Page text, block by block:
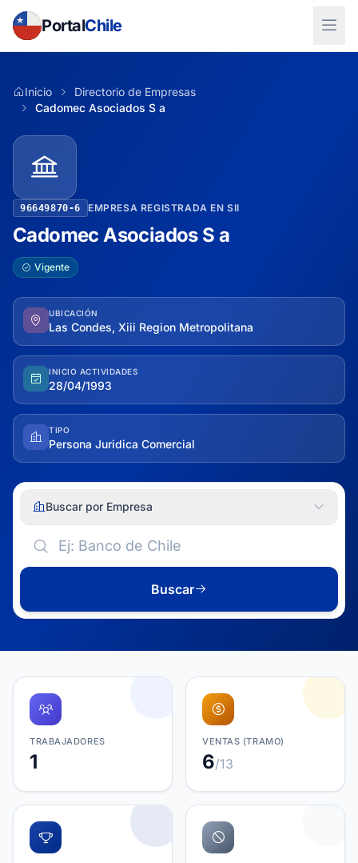
PortalChile
Inicio
Directorio de Empresas
Cadomec Asociados S a
96649870-6 EMPRESA REGISTRADA EN SII
Cadomec Asociados S a
Vigente
UBICACIÓN
Las Condes, Xiii Region Metropolitana
INICIO ACTIVIDADES
28/04/1993
TIPO
Persona Juridica Comercial
Buscar por Empresa
Buscar
TRABAJADORES
1
VENTAS (TRAMO)
6/13